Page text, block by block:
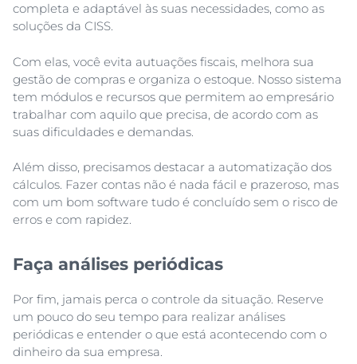
completa e adaptável às suas necessidades, como as
soluções da CISS.
Com elas, você evita autuações fiscais, melhora sua
gestão de compras e organiza o estoque. Nosso sistema
tem módulos e recursos que permitem ao empresário
trabalhar com aquilo que precisa, de acordo com as
suas dificuldades e demandas.
Além disso, precisamos destacar a automatização dos
cálculos. Fazer contas não é nada fácil e prazeroso, mas
com um bom software tudo é concluído sem o risco de
erros e com rapidez.
Faça análises periódicas
Por fim, jamais perca o controle da situação. Reserve
um pouco do seu tempo para realizar análises
periódicas e entender o que está acontecendo com o
dinheiro da sua empresa.